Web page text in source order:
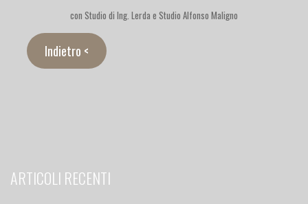
con Studio di Ing. Lerda e Studio Alfonso Maligno
Indietro <
ARTICOLI RECENTI